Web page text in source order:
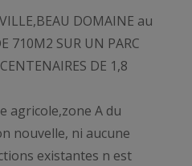
DOMAINE au
710M2 SUR UN PARC
DE 1,8
agricole,zone A du
nouvelle, ni aucune
existantes n est